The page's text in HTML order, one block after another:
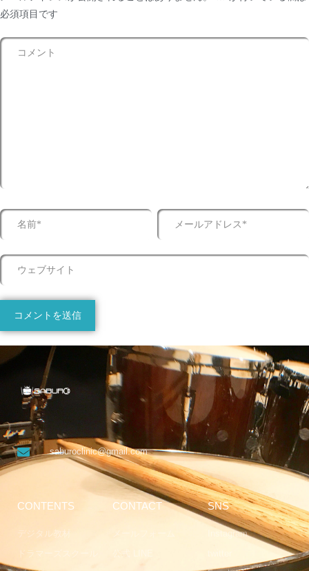
必須項目です
saburoclinic@gmail.com
CONTENTS
デジタル教材
ドラマーズスクール
CONTACT
公式 LINE
SNS
Instagram